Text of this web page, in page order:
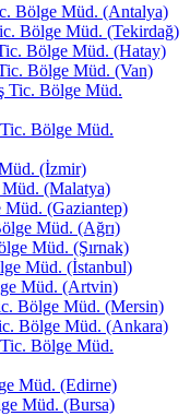
Bölge Müd. (Antalya)
Bölge Müd. (Tekirdağ)
Bölge Müd. (Hatay)
Bölge Müd. (Van)
Tic. Bölge Müd.
Bölge Müd.
(İzmir)
Müd. (Malatya)
Müd. (Gaziantep)
Müd. (Ağrı)
Müd. (Şırnak)
Müd. (İstanbul)
Müd. (Artvin)
Bölge Müd. (Mersin)
Bölge Müd. (Ankara)
Bölge Müd.
Müd. (Edirne)
Müd. (Bursa)